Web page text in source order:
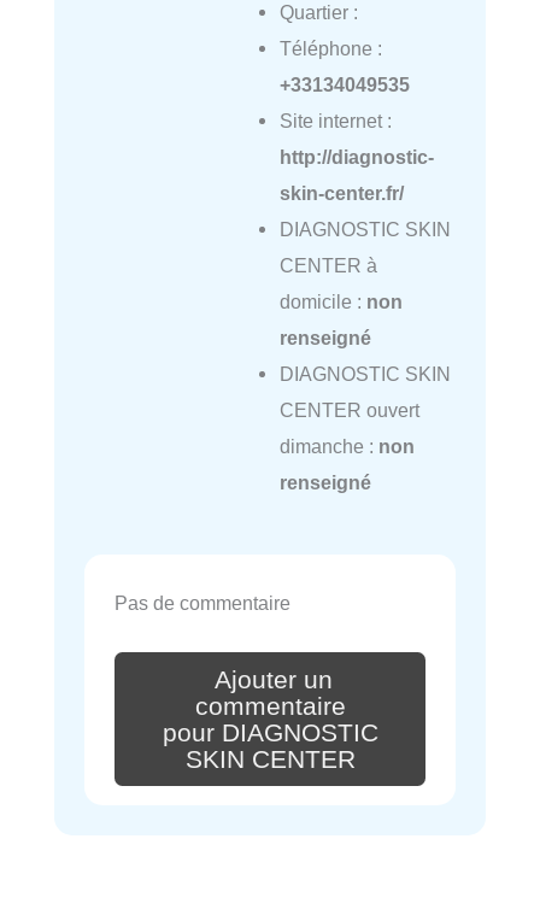
Quartier :
Téléphone :
+33134049535
Site internet :
http://diagnostic-
skin-center.fr/
DIAGNOSTIC SKIN
CENTER à
domicile : non
renseigné
DIAGNOSTIC SKIN
CENTER ouvert
dimanche : non
renseigné
Pas de commentaire
Ajouter un
commentaire
pour DIAGNOSTIC
SKIN CENTER